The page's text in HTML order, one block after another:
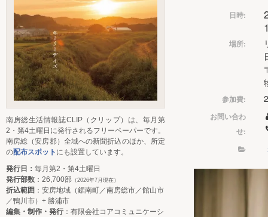
日時:
場所:
参加費:
お問い合わ
せ:
南房総生活情報誌CLIP（クリップ）は、毎月第
2・第4土曜日に発行されるフリーペーパーです。
南房総（安房郡）全域への新聞折込のほか、所定
の配布スポット にも設置しています。
発行日： 毎月第2・第4土曜日
発行部数 ：26,700部 （2026年7月現在）
折込範囲 ：安房地域（鋸南町／南房総市／館山市
／鴨川市）+ 勝浦市
編集・制作・発行：有限会社コアコミュニケーシ